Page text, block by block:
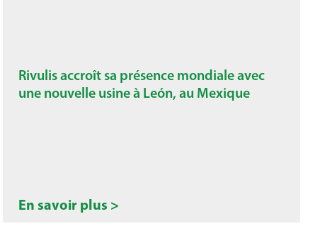
Rivulis accroît sa présence mondiale avec
une nouvelle usine à León, au Mexique
En savoir plus >